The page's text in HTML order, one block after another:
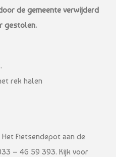
de gemeente verwijderd
gestolen.
rek halen
Fietsendepot aan de
– 46 59 393. Kijk voor